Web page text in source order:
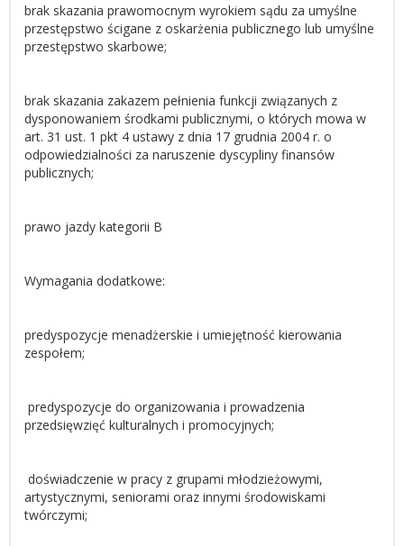
brak skazania prawomocnym wyrokiem sądu za umyślne
przestępstwo ścigane z oskarżenia publicznego lub umyślne
przestępstwo skarbowe;
brak skazania zakazem pełnienia funkcji związanych z
dysponowaniem środkami publicznymi, o których mowa w
art. 31 ust. 1 pkt 4 ustawy z dnia 17 grudnia 2004 r. o
odpowiedzialności za naruszenie dyscypliny finansów
publicznych;
prawo jazdy kategorii B
Wymagania dodatkowe:
predyspozycje menadżerskie i umiejętność kierowania
zespołem;
predyspozycje do organizowania i prowadzenia
przedsięwzięć kulturalnych i promocyjnych;
doświadczenie w pracy z grupami młodzieżowymi,
artystycznymi, seniorami oraz innymi środowiskami
twórczymi;